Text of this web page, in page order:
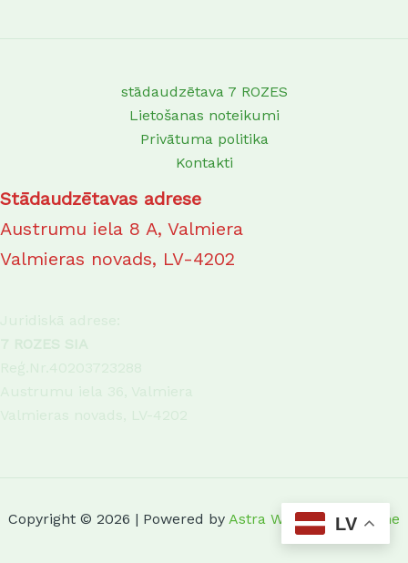
stādaudzētava 7 ROZES
Lietošanas noteikumi
Privātuma politika
Kontakti
Stādaudzētavas adrese
Austrumu iela 8 A, Valmiera
Valmieras novads, LV-4202
Copyright © 2026 | Powered by Astra WordPress Theme
LV